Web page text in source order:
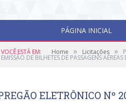
PÁGINA INICIAL
VOCÊ ESTÁ EM: Home » Licitações »
EMISSÃO DE BILHETES DE PASSAGENS
ELETRÔNICO Nº